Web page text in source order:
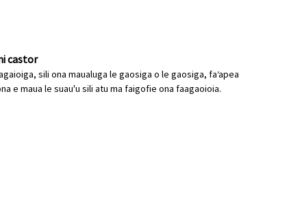
castor
sili ona maualuga le gaosiga o le gaosiga, faʻapea
e maua le suau'u sili atu ma faigofie ona faagaoioia.